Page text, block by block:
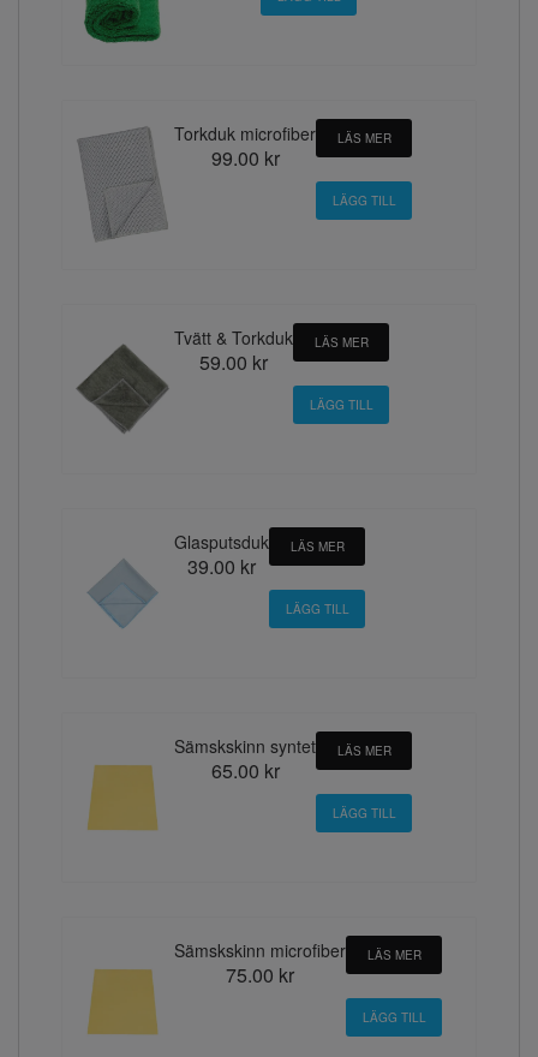
Torkduk microfiber
99.00 kr
LÄS MER
Tvätt & Torkduk
59.00 kr
LÄS MER
Glasputsduk
39.00 kr
LÄS MER
Sämskskinn syntet
65.00 kr
LÄS MER
Sämskskinn microfiber
75.00 kr
LÄS MER